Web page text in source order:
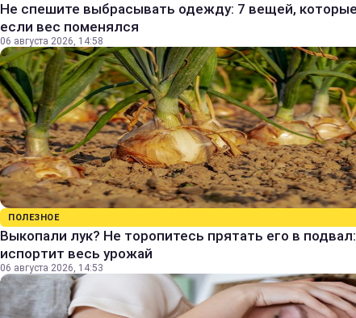
Не спешите выбрасывать одежду: 7 вещей, которые
если вес поменялся
06 августа 2026, 14:58
ПОЛЕЗНОЕ
Выкопали лук? Не торопитесь прятать его в
испортит весь урожай
06 августа 2026, 14:53